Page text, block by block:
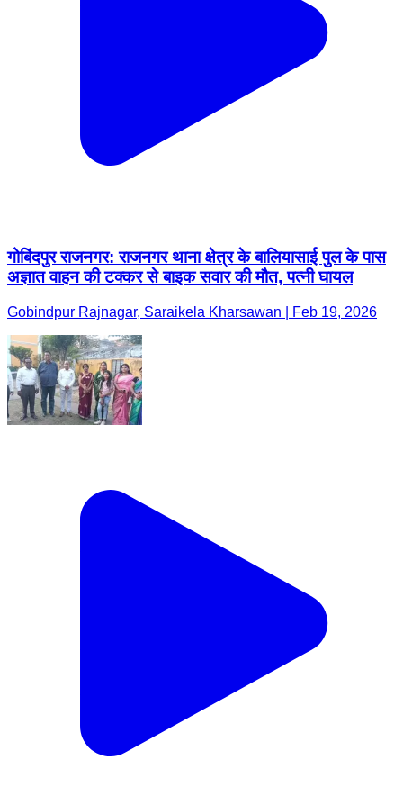
गोबिंदपुर राजनगर: राजनगर थाना क्षेत्र के बालियासाई पुल के पास
अज्ञात वाहन की टक्कर से बाइक सवार की मौत, पत्नी घायल
Gobindpur Rajnagar, Saraikela Kharsawan | Feb 19, 2026